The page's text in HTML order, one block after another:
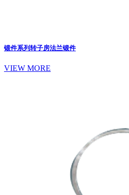
锻件系列 转子房法兰锻件
VIEW MORE